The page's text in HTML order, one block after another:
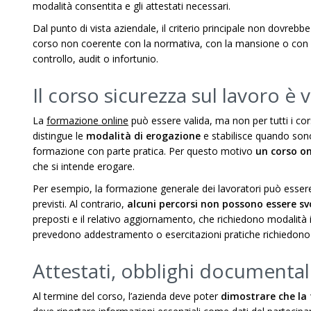
modalità consentita e gli attestati necessari.
Dal punto di vista aziendale, il criterio principale non
corso non coerente con la normativa, con la mansione o
controllo, audit o infortunio.
Il corso sicurezza sul lavoro è
La formazione online può essere valida, ma non per tutti i
distingue le modalità di erogazione e stabilisce quando
formazione con parte pratica. Per questo motivo un corso
che si intende erogare.
Per esempio, la formazione generale dei lavoratori può
previsti. Al contrario, alcuni percorsi non possono essere
preposti e il relativo aggiornamento, che richiedono
prevedono addestramento o esercitazioni pratiche
Attestati, obblighi
Al termine del corso, l’azienda deve poter dimostrare che